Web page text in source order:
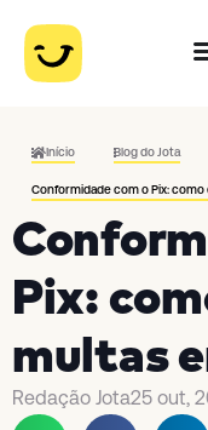
Início Blog do Jota
Conformidade com o Pix:
Pix:
multas
Redação Jota25 out,